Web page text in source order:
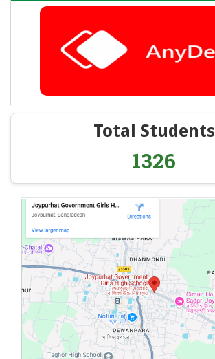
Total Students
1326